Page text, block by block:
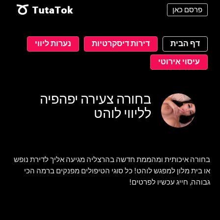
פרסם כאן
דף הבית דירות דיסקרטיות
נערות ליווי
עיסוי אירוטי
בחורה צעירה יפהפיה
לליווי לוהט
בחורה איכותית ומהממת חדשה בהרצליה מגיעה אליך לדירת נופש
או בית מלון למפגש לוהט! כל סוגי הטיפולים מפנקים ברמה הכי
גבוהה, חייג עכשיו לפרטים!